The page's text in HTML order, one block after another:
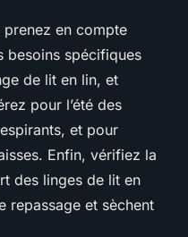
en compte
besoins spécifiques
de lit en lin, et
pour l’été des
et pour
Enfin, vérifiez la
des linges de lit en
repassage et sèchent